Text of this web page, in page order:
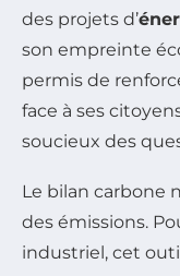
des projets d’
son empreinte
permis de
face à ses
soucieux des
Le bilan carbone
des émissions.
industriel, cet